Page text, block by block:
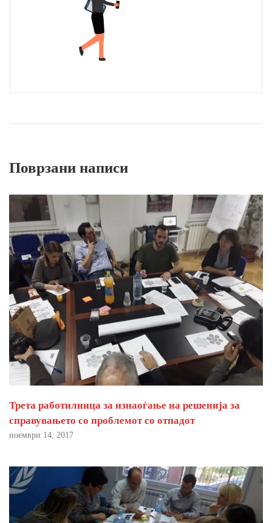
Поврзани написи
Трета работилница за изнаоѓање на решенија за
справувањето со проблемот со отпадот
ноември 14, 2017